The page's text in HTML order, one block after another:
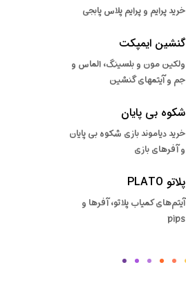
خرید پرایم و پرایم پلاس پابجی
گنشین ایمپکت
ولکین مون و بلسینگ، الماس و
جم و آیتمهای گنشین
شکوه بی پایان
خرید دیاموند بازی شکوه بی پایان
و آفرهای بازی
پلاتو PLATO
آیتم‌های کمیاب پلاتو، آفرها و
pips